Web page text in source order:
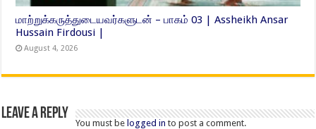
மாற்றுக்கருத்துடையவர்களுடன் – பாகம் 03 | Assheikh Ansar
Hussain Firdousi |
August 4, 2026
Leave a Reply
You must belogged in to post a comment.